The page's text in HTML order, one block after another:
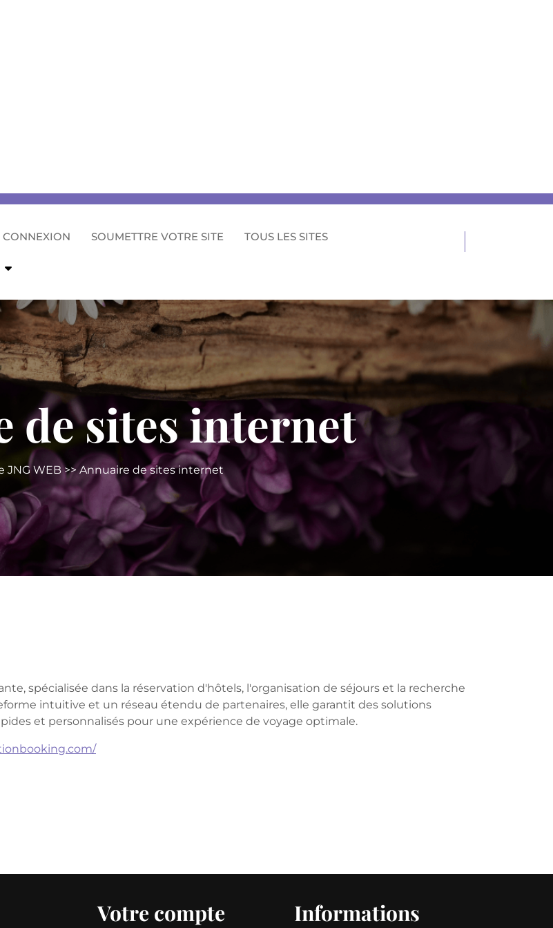
CONNEXION SOUMETTRE VOTRE SITE TOUS LES SITES
de sites internet
JNG WEB>> Annuaire de sites internet
spécialisée dans la réservation d'hôtels, l'organisation de séjours et la recherche
intuitive et un réseau étendu de partenaires, elle garantit des solutions
et personnalisés pour une expérience de voyage optimale.
Votre compte Informations